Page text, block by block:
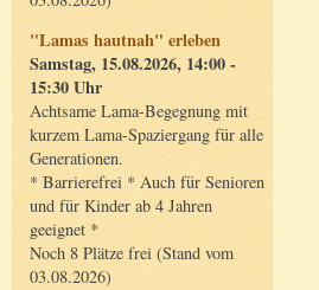
"Lamas hautnah" erleben
Samstag, 15.08.2026, 14:00 -
15:30 Uhr
Achtsame Lama-Begegnung mit
kurzem Lama-Spaziergang für alle
Generationen.
* Barrierefrei * Auch für Senioren
und für Kinder ab 4 Jahren
geeignet *
Noch 8 Plätze frei (Stand vom
03.08.2026)